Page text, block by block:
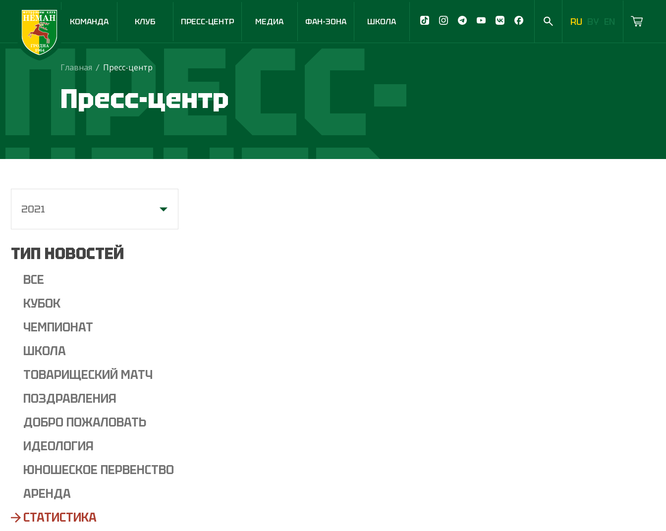
КОМАНДА КЛУБ ПРЕСС-ЦЕНТР МЕДИА ФАН-ЗОНА ШКОЛА RU BY EN
ПРЕСС-
ЦЕНТР
Главная / Пресс-центр
Пресс-центр
2021
ТИП НОВОСТЕЙ
ВСЕ
КУБОК
ЧЕМПИОНАТ
ШКОЛА
ТОВАРИЩЕСКИЙ МАТЧ
ПОЗДРАВЛЕНИЯ
ДОБРО ПОЖАЛОВАТЬ
ИДЕОЛОГИЯ
ЮНОШЕСКОЕ ПЕРВЕНСТВО
АРЕНДА
СТАТИСТИКА